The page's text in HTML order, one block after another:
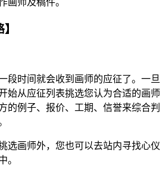
画师及稿件。
时间就会收到画师的应征了。一旦
始从应征列表挑选您认为合适的画师
的例子、报价、工期、信誉来综合判
画师外，您也可以去站内寻找心仪
。